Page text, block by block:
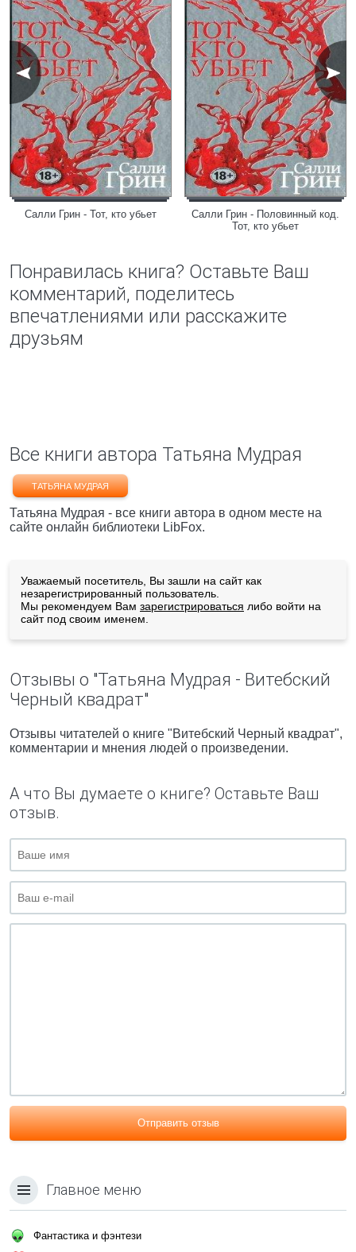
Салли Грин - Тот, кто убьет
Салли Грин - Половинный код.
Тот, кто убьет
Понравилась книга? Оставьте Ваш
комментарий, поделитесь
впечатлениями или расскажите
друзьям
Все книги автора Татьяна Мудрая
ТАТЬЯНА МУДРАЯ
Татьяна Мудрая - все книги автора в одном месте на
сайте онлайн библиотеки LibFox.
Уважаемый посетитель, Вы зашли на сайт как
незарегистрированный пользователь.
Мы рекомендуем Вам зарегистрироваться либо войти на
сайт под своим именем.
Отзывы о "Татьяна Мудрая - Витебский
Черный квадрат"
Отзывы читателей о книге "Витебский Черный квадрат",
комментарии и мнения людей о произведении.
А что Вы думаете о книге? Оставьте Ваш
отзыв.
Отправить отзыв
Главное меню
Фантастика и фэнтези